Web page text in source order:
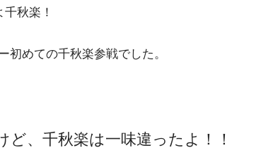
秋楽！
初めての千秋楽参戦でした。
、千秋楽は一味違ったよ！！